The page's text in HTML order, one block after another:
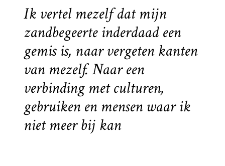
Ik vertel mezelf dat mijn
zandbegeerte inderdaad een
gemis is, naar vergeten kanten
van mezelf. Naar een
verbinding met culturen,
gebruiken en mensen waar ik
niet meer bij kan